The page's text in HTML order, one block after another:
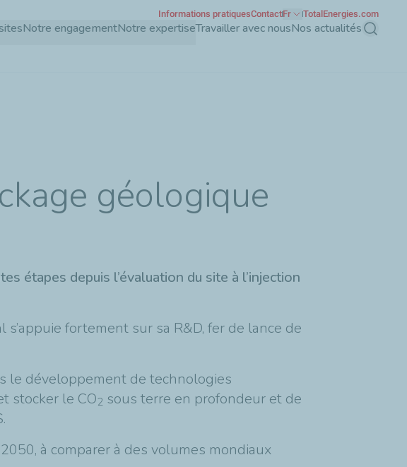
Notre engagementNotre expertiseTravailler avec nousNos actualités
Informations pratiquesContactFr TotalEnergies.com
géologique
étapes depuis l’évaluation du site à l’injection
fortement sur sa R&D, fer de lance de
le développement de technologies
stocker le CO2 sous terre en profondeur et de
à comparer à des volumes mondiaux